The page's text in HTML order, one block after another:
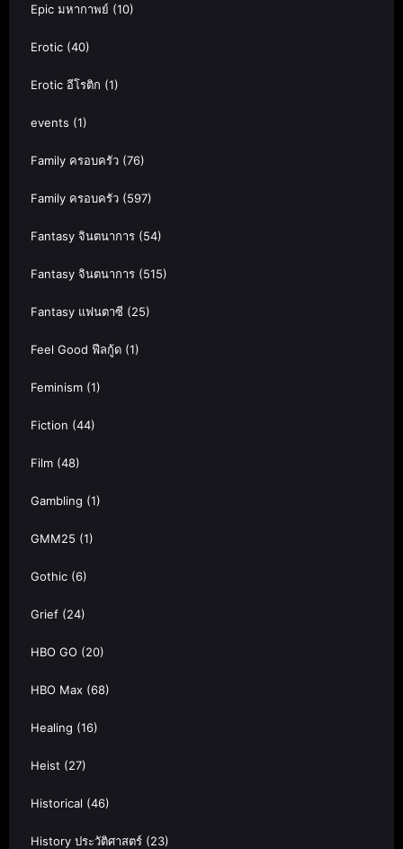
Epic มหากาพย์ (10)
Erotic (40)
Erotic อีโรติก (1)
events (1)
Family ครอบครัว (76)
Family ครอบครัว (597)
Fantasy จินตนาการ (54)
Fantasy จินตนาการ (515)
Fantasy แฟนตาซี (25)
Feel Good ฟีลกู้ด (1)
Feminism (1)
Fiction (44)
Film (48)
Gambling (1)
GMM25 (1)
Gothic (6)
Grief (24)
HBO GO (20)
HBO Max (68)
Healing (16)
Heist (27)
Historical (46)
History ประวัติศาสตร์ (23)